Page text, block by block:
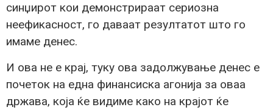
синџирот кои демонстрираат сериозна
неефикасност, го даваат резултатот што го
имаме денес.
И ова не е крај, туку ова задолжување денес е
почеток на една финансиска агонија за оваа
држава, која ќе видиме како на крајот ќе